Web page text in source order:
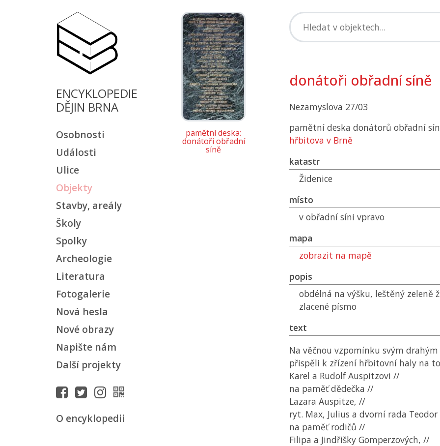
ENCYKLOPEDIE
DĚJIN BRNA
Osobnosti
Události
Ulice
Objekty
Stavby, areály
Školy
Spolky
Archeologie
Literatura
Fotogalerie
Nová hesla
Nové obrazy
Napište nám
Další projekty
O encyklopedii
pamětní deska:
donátoři obřadní
síně
donátoři obřadní síně
Nezamyslova 27/03
pamětní deska donátorů obřadní
hřbitova v Brně
katastr
Židenice
místo
v obřadní síni vpravo
mapa
zobrazit na mapě
popis
obdélná na výšku, leštěný zeleně
zlacené písmo
text
Na věčnou vzpomínku svým
přispěli k zřízení hřbitovní haly na
Karel a Rudolf Auspitzovi //
na paměť dědečka //
Lazara Auspitze, //
ryt. Max, Julius a dvorní rada
na paměť rodičů //
Filipa a Jindřišky Gomperzových, //